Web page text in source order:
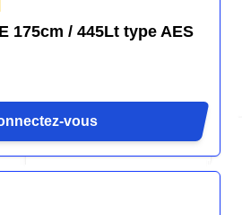
175cm / 445Lt type AES
vous